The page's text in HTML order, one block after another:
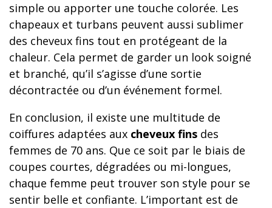
simple ou apporter une touche colorée. Les
chapeaux et turbans peuvent aussi sublimer
des cheveux fins tout en protégeant de la
chaleur. Cela permet de garder un look soigné
et branché, qu’il s’agisse d’une sortie
décontractée ou d’un événement formel.
En conclusion, il existe une multitude de
coiffures adaptées aux cheveux fins des
femmes de 70 ans. Que ce soit par le biais de
coupes courtes, dégradées ou mi-longues,
chaque femme peut trouver son style pour se
sentir belle et confiante. L’important est de